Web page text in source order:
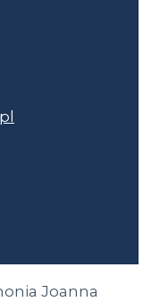
Joanna